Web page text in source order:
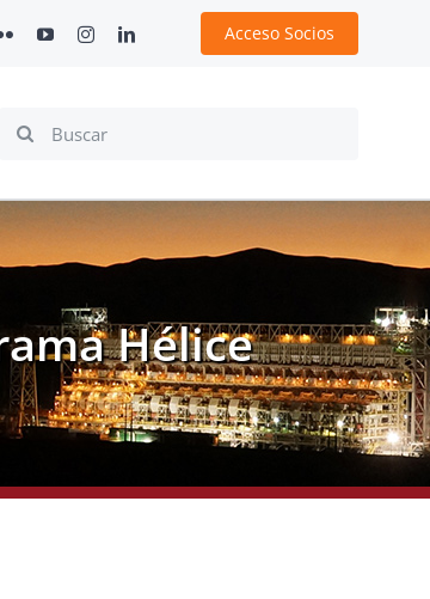
Acceso Socios
Search
Hélice